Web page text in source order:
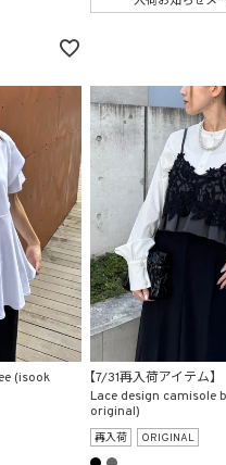
(isook
【7/31再入荷アイテム】
Lace design camisole
original)
再入荷 ORIGINAL